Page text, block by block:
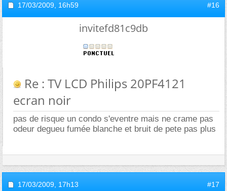
17/03/2009, 16h59 #16
invitefd81c9db
Re : TV LCD Philips 20PF4121
ecran noir
pas de risque un condo s'eventre mais ne crame pas
odeur degueu fumée blanche et bruit de pete pas plus
17/03/2009, 17h13 #17